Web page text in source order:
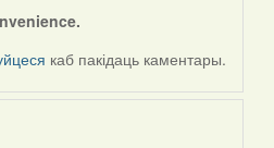
каб пакідаць каментары.